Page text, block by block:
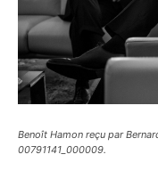
Benoît Hamon reçu par
00791141_000009.